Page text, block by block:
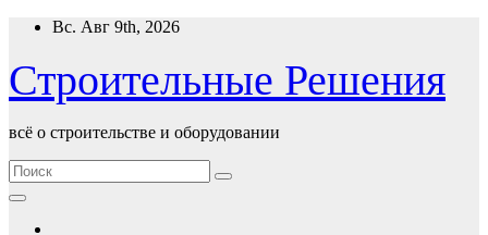
Перейти
содержимому
Вс. Авг 9th, 2026
Строительные Решения
всё о строительстве и оборудовании